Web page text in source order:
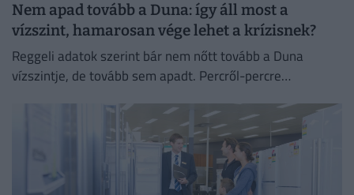
Nem apad tovább a Duna: így áll most a
vízszint, hamarosan vége lehet a krízisnek?
Reggeli adatok szerint bár nem nőtt tovább a Duna
vízszintje, de tovább sem apadt. Percről-percre